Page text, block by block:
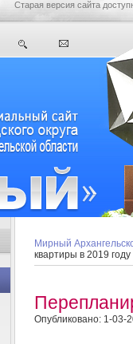
Старая версия сайта
Мирный
квартиры в 2019 году
Опубликовано: 1-03-